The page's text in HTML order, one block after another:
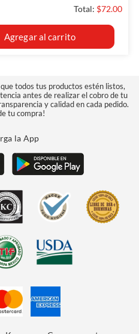
Total: $72.00
Agregar al carrito
todos tus productos estén listos,
antes de realizar el cobro de tu
y calidad en cada pedido.
tu compra!
la App